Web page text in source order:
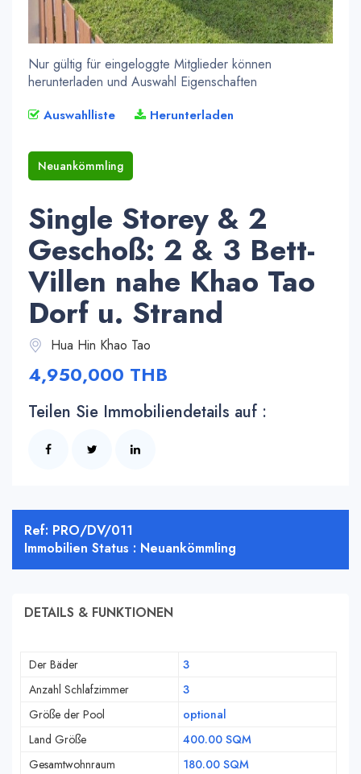
Nur gültig für eingeloggte Mitglieder können
herunterladen und Auswahl Eigenschaften
Auswahlliste Herunterladen
Neuankömmling
Single Storey & 2
Geschoß: 2 & 3 Bett-
Villen nahe Khao Tao
Dorf u. Strand
Hua Hin Khao Tao
4,950,000 THB
Teilen Sie Immobiliendetails auf :
Ref: PRO/DV/011
Immobilien Status : Neuankömmling
DETAILS & FUNKTIONEN
Der Bäder
3
Anzahl Schlafzimmer
3
Größe der Pool
optional
Land Größe
400.00 SQM
Gesamtwohnraum
180.00 SQM